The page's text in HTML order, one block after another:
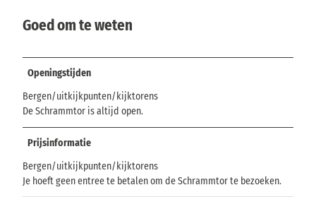
Goed om te weten
Openingstijden
Bergen/uitkijkpunten/kijktorens
De Schrammtor is altijd open.
Prijsinformatie
Bergen/uitkijkpunten/kijktorens
Je hoeft geen entree te betalen om de Schrammtor te bezoeken.